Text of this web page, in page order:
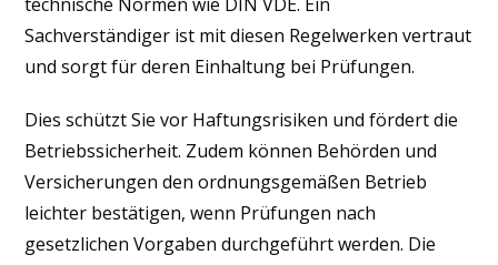
Sachverständiger ist mit diesen Regelwerken vertraut
und sorgt für deren Einhaltung bei Prüfungen.
Dies schützt Sie vor Haftungsrisiken und fördert die
Betriebssicherheit. Zudem können Behörden und
Versicherungen den ordnungsgemäßen Betrieb
leichter bestätigen, wenn Prüfungen nach
gesetzlichen Vorgaben durchgeführt werden. Die